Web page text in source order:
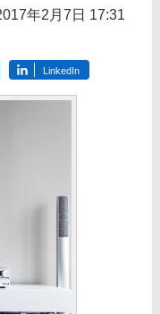
年2月7日 17:31
LinkedIn